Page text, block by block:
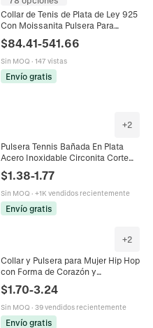
Collar de Tenis de Plata de Ley 925
Con Moissanita Pulsera Para
Moissanita D Color VVS
$84.41-541.66
Sin MOQ · 147 vistas
Envío gratis
+2
Pulsera Tennis Bañada En Plata
Acero Inoxidable Circonita Corte
Colgante Corazón Joyas Mujer
$1.38-1.77
Sin MOQ · +1K vendidos recientemente
Envío gratis
+2
Collar y Pulsera para Mujer Hip Hop
con Forma de Corazón y
Diamantes de Imitación Cadena
Cubana Oro Plata Aleación Joyería
de Moda Accesorio
$1.70-3.24
Sin MOQ · 39 vendidos recientemente
Envío gratis